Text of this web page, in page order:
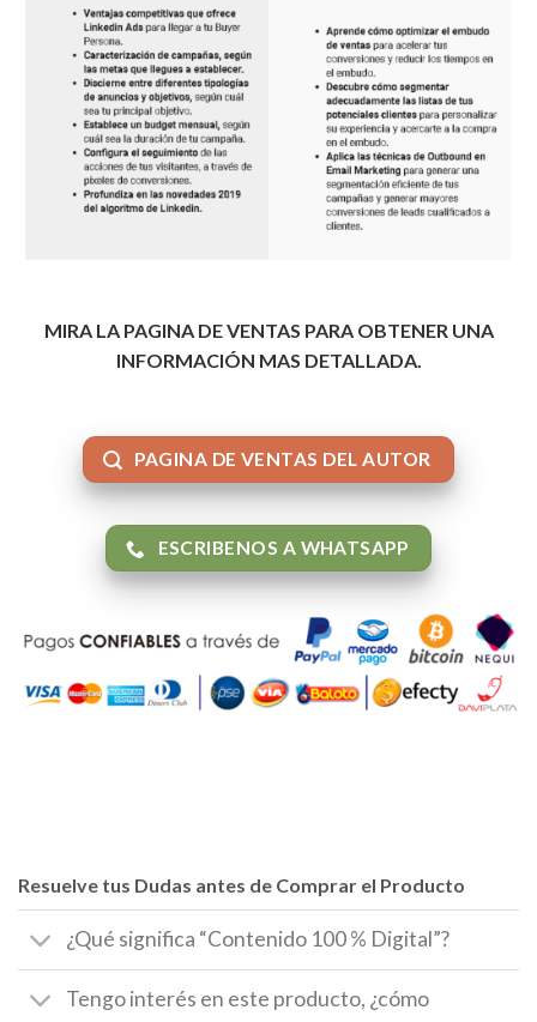
MIRA LA PAGINA DE VENTAS PARA OBTENER UNA
INFORMACIÓN MAS DETALLADA.
PAGINA DE VENTAS DEL AUTOR
ESCRIBENOS A WHATSAPP
Resuelve tus Dudas antes de Comprar el Producto
¿Qué significa “Contenido 100 % Digital”?
Tengo interés en este producto, ¿cómo